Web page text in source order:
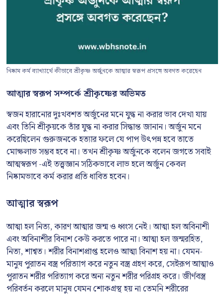
নিষ্কাম কর্ম ব্যাখ্যার্থে কীভাবে শ্রীকৃষ্ণ অর্জুনকে আত্মার স্বরূপ প্রসঙ্গে অবগত করেছেন
আত্মার স্বরূপ সম্পর্কে শ্রীকৃষ্ণের অভিমত
স্বজন হারানোর দুঃখবশত অর্জুনের মনে যুদ্ধ না করার ভাব দেখা যায়
এবং তিনি শ্রীকৃয়কে তাঁর যুদ্ধ না করার সিদ্ধান্ত জানান। অর্জুন মনে
করেছিলেন গুরুজনকে হত্যার ফলে যে পাপ উৎপন্ন হবে তাতে
মোক্ষলাভ সম্ভব হবে না। তখন শ্রীকৃষ্ণ অর্জুনকে বলেন জগতে সবাই
আত্মস্বরূপ -এই তত্ত্বজ্ঞান সঠিকভাবে লাভ হলে অর্জুন কেবল
নিষ্কামভাবে কর্ম করার প্রতি ধাবিত হবেন।
আত্মার স্বরূপ
আত্মা হল নিত্য, কারণ আত্মার জন্ম ও ধ্বংস নেই। আত্মা হল অবিনাশী
এবং অবিনাশীর বিনাশ কেউ করতে পারে না। আত্মা হল জন্মরহিত,
নিত্য, শাশ্বত। শরীর বিনাশপ্রাপ্ত হলেও আত্মা বিনাশ হয় না। যেমন-
মানুষ পুরাতন বস্ত্র পরিত্যাগ করে নতুন বস্ত্র গ্রহণ করে, সেইরূপ আত্মাও
পুরাতন শরীর পরিত্যাগ করে অন্য নতুন শরীর পরিগ্রহ করে। জীর্ণবস্ত্র
পরিবর্তন করলে মানুষ যেমন শোকগ্রস্থ হয় না তেমনি শরীরের